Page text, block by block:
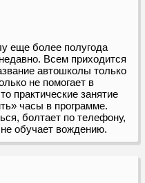
еще более полугода
Всем приходится
автошколы только
не помогает в
практические занятие
часы в программе.
болтает по телефону,
обучает вождению.